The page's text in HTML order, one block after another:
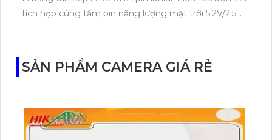
tích hợp cùng tấm pin năng lượng mặt trời 5.2V/2.5W.
SẢN PHẨM CAMERA GIÁ RẺ